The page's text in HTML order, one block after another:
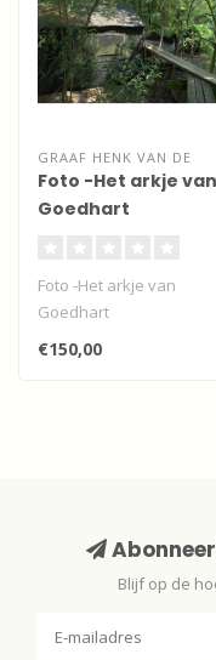
GRAAF HENK VAN DE
Foto -Het arkje van
Goedhart
Foto -Het arkje van
Goedhart
€150,00
Blijf op de